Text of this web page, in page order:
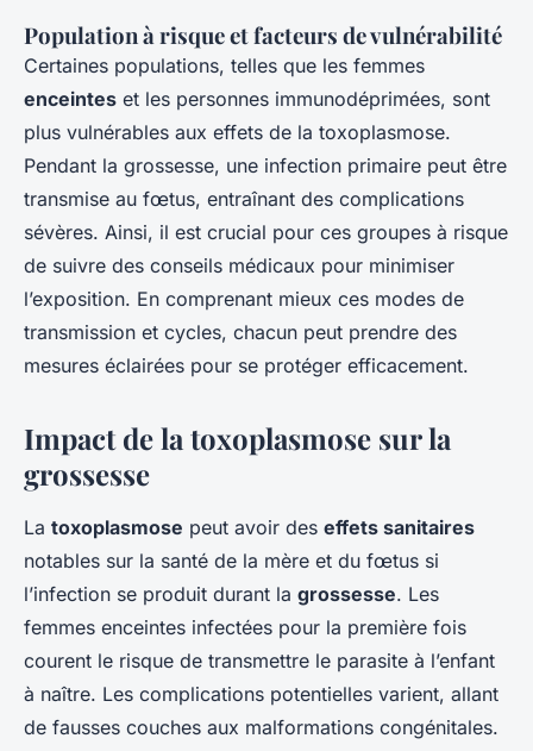
Population à risque et facteurs de vulnérabilité
Certaines populations, telles que les femmes
enceintes et les personnes immunodéprimées, sont
plus vulnérables aux effets de la toxoplasmose.
Pendant la grossesse, une infection primaire peut être
transmise au fœtus, entraînant des complications
sévères. Ainsi, il est crucial pour ces groupes à risque
de suivre des conseils médicaux pour minimiser
l’exposition. En comprenant mieux ces modes de
transmission et cycles, chacun peut prendre des
mesures éclairées pour se protéger efficacement.
Impact de la toxoplasmose sur la
grossesse
La toxoplasmose peut avoir des effets sanitaires
notables sur la santé de la mère et du fœtus si
l’infection se produit durant la grossesse. Les
femmes enceintes infectées pour la première fois
courent le risque de transmettre le parasite à l’enfant
à naître. Les complications potentielles varient, allant
de fausses couches aux malformations congénitales.